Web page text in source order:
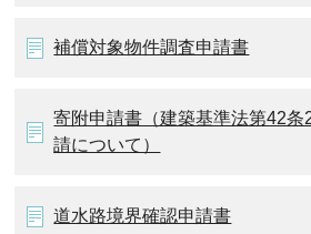
補償対象物件調査申請書
寄附申請書（建築基準法第42条
請について）
道水路境界確認申請書